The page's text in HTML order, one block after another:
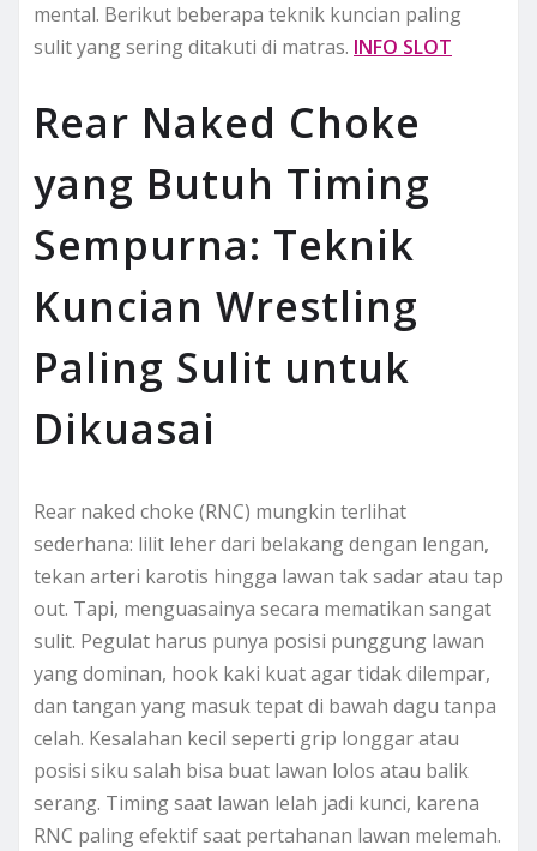
mental. Berikut beberapa teknik kuncian paling
sulit yang sering ditakuti di matras. INFO SLOT
Rear Naked Choke
yang Butuh Timing
Sempurna: Teknik
Kuncian Wrestling
Paling Sulit untuk
Dikuasai
Rear naked choke (RNC) mungkin terlihat
sederhana: lilit leher dari belakang dengan lengan,
tekan arteri karotis hingga lawan tak sadar atau tap
out. Tapi, menguasainya secara mematikan sangat
sulit. Pegulat harus punya posisi punggung lawan
yang dominan, hook kaki kuat agar tidak dilempar,
dan tangan yang masuk tepat di bawah dagu tanpa
celah. Kesalahan kecil seperti grip longgar atau
posisi siku salah bisa buat lawan lolos atau balik
serang. Timing saat lawan lelah jadi kunci, karena
RNC paling efektif saat pertahanan lawan melemah.